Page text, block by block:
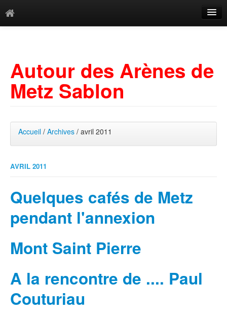
Mots-clés
Autour des Arènes de
Metz Sablon
Accueil / Archives / avril 2011
AVRIL 2011
Quelques cafés de Metz
pendant l'annexion
Mont Saint Pierre
A la rencontre de .... Paul
Couturiau